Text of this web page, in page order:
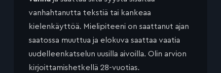
vanhahtanutta tekstiä tai kankeaa
kielenkäyttöä. Mielipiteeni on saattanut ajan
saatossa muuttua ja elokuva saattaa vaatia
uudelleenkatselun uusilla aivoilla. Olin arvion
kirjoittamishetkellä 28-vuotias.